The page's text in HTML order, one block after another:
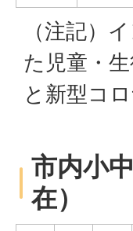
（注記）
た児童・
と新型コ
市内小
在）